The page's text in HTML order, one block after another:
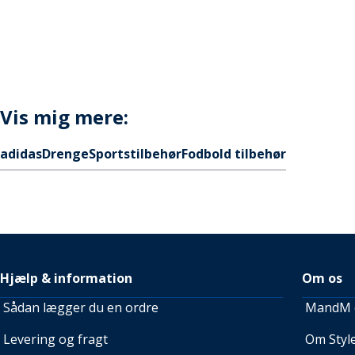
Vis mig mere:
adidasDrengeSportstilbehørFodbold tilbehør
Hjælp & information
Sådan lægger du en ordre
Levering og fragt
Om os
MandM
Om